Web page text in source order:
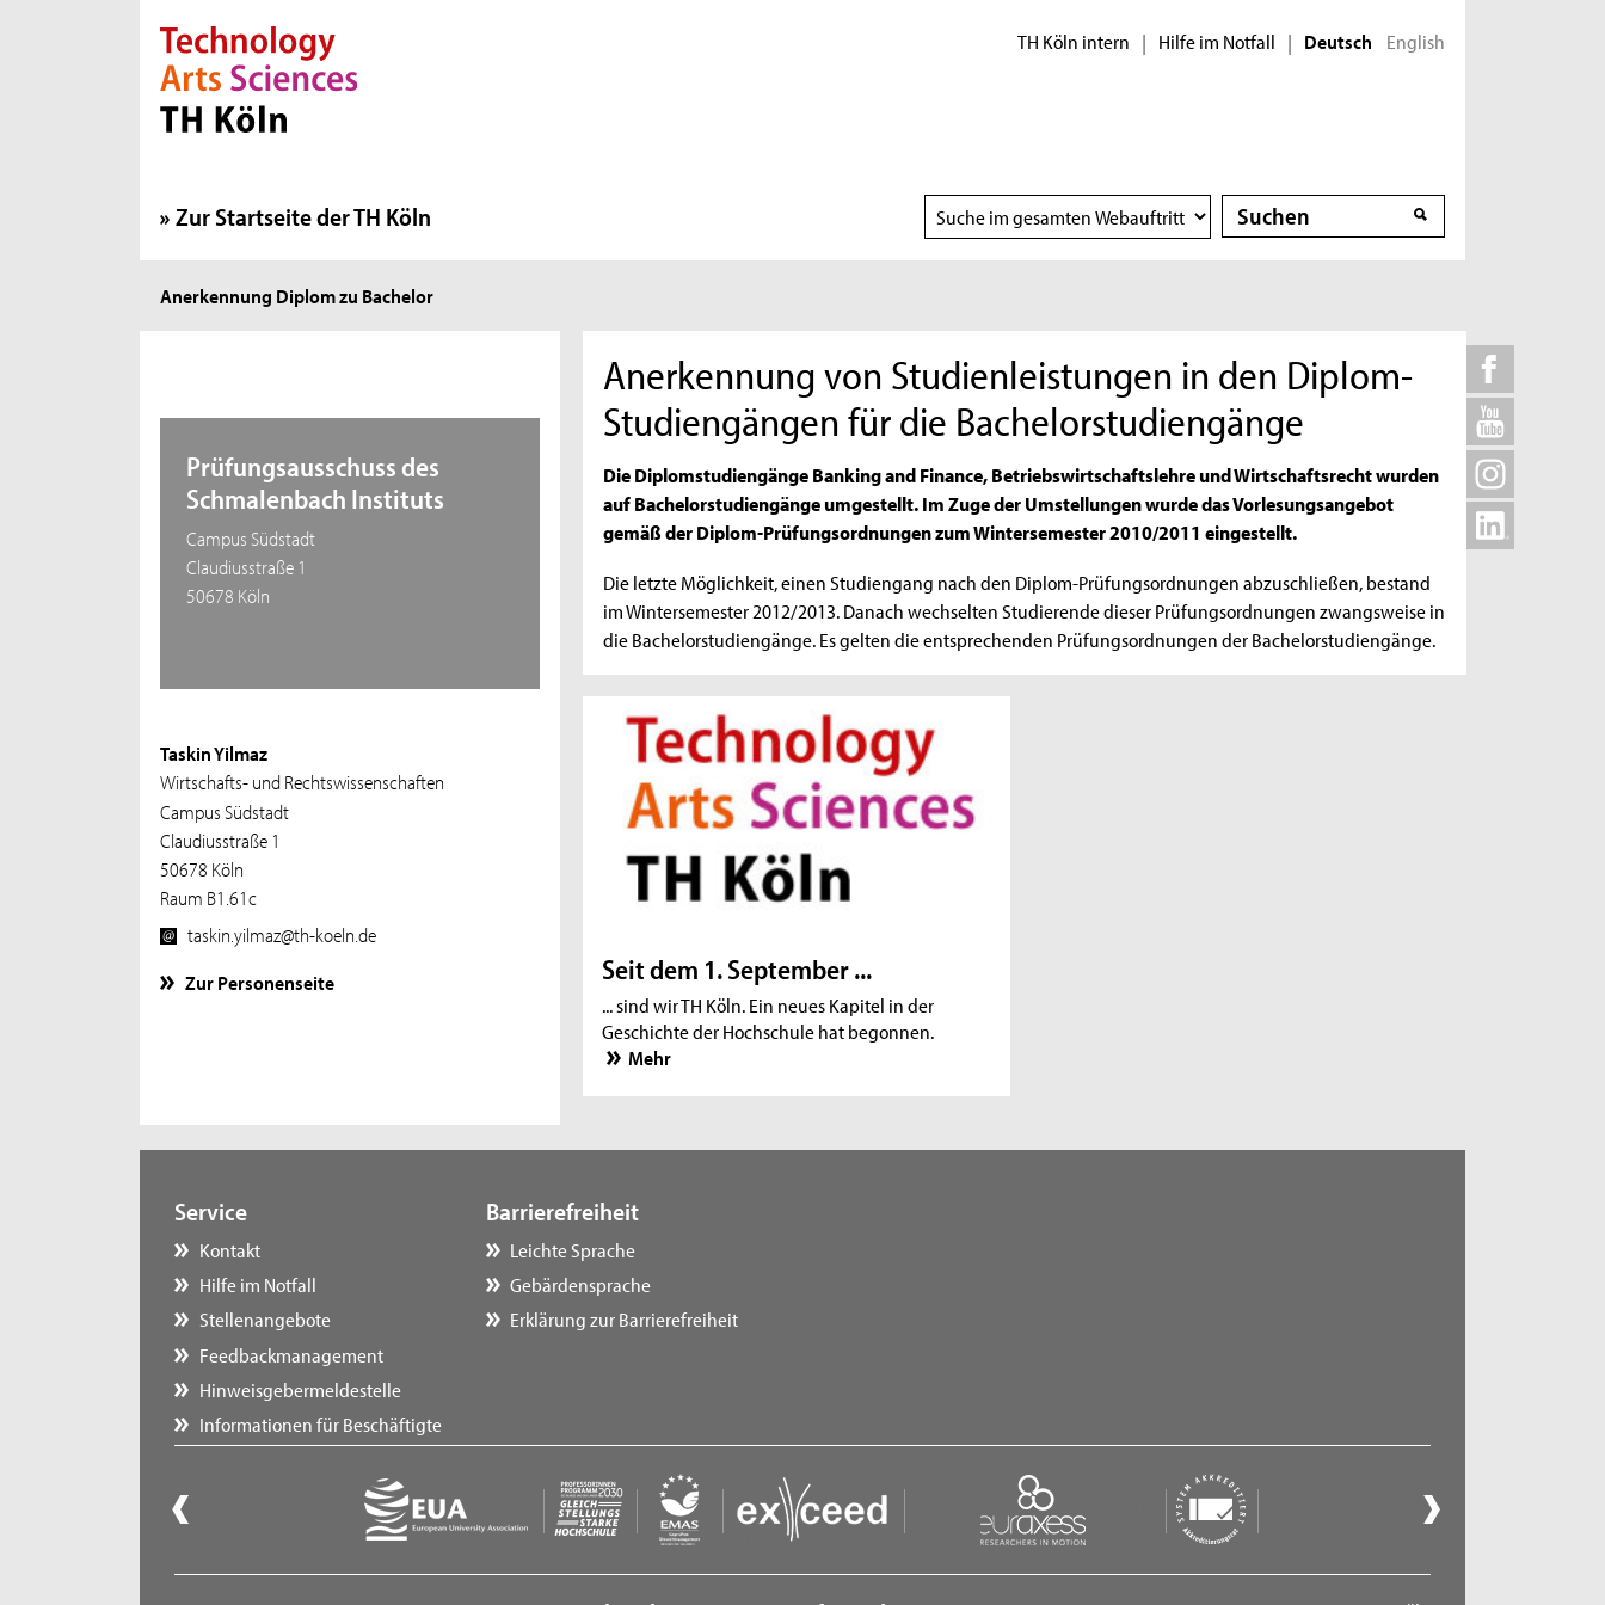
Direkt zur Hauptnavigation
Direkt zur Subnavigation
Direkt zum Inhalt
Direkt zum Fußbereich TH Köln intern | Hilfe im Notfall | Deutsch English
Zur Startseite der TH Köln
Suchbereich
wählen
Suche
Suche
Sie
Anerkennung Diplom zu Bachelor
Prüfungsausschuss des
Schmalenbach Instituts
Campus Südstadt
Claudiusstraße 1
50678 Köln
Taskin Yilmaz
Wirtschafts- und Rechtswissenschaften
Campus Südstadt
Claudiusstraße 1
50678 Köln
Raum B1.61c
taskin.yilmaz@th-koeln.de
Zur Personenseite
Anerkennung von Studienleistungen in den Diplom-
Studiengängen für die Bachelorstudiengänge
Die Diplomstudiengänge Banking and Finance, Betriebswirtschaftslehre und Wirtschaftsrecht wurden
auf Bachelorstudiengänge umgestellt. Im Zuge der Umstellungen wurde das Vorlesungsangebot
gemäß der Diplom-Prüfungsordnungen zum Wintersemester 2010/2011 eingestellt.
Die letzte Möglichkeit, einen Studiengang nach den Diplom-Prüfungsordnungen abzuschließen, bestand
im Wintersemester 2012/2013. Danach wechselten Studierende dieser Prüfungsordnungen zwangsweise in
die Bachelorstudiengänge. Es gelten die entsprechenden Prüfungsordnungen der Bachelorstudiengänge.
Seit dem 1. September ...
... sind wir TH Köln. Ein neues Kapitel in der
Geschichte der Hochschule hat begonnen.
Mehr
Service
Kontakt
Hilfe im Notfall
Stellenangebote
Feedbackmanagement
Hinweisgebermeldestelle
Informationen für Beschäftigte
Barrierefreiheit
Leichte Sprache
Gebärdensprache
Erklärung zur Barrierefreiheit